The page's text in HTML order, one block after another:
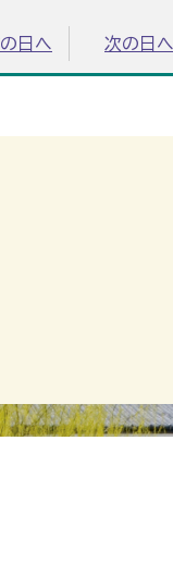
日へ 次の日へ